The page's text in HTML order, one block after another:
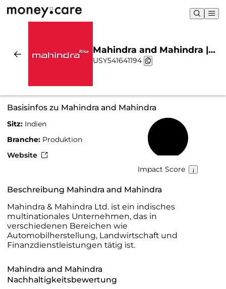
Mahindra and Mahindra |
Nachhaltigkeit & Chart
USY541641194
Basisinfos zu Mahindra and Mahindra
Sitz: Indien
Branche: Produktion
Website
Impact Score
Beschreibung Mahindra and Mahindra
Mahindra & Mahindra Ltd. ist ein indisches
multinationales Unternehmen, das in
verschiedenen Bereichen wie
Automobilherstellung, Landwirtschaft und
Finanzdienstleistungen tätig ist.
Mahindra and Mahindra
Nachhaltigkeitsbewertung